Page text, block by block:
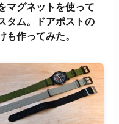
マグネットを使って
タム。ドアポストの
も作ってみた。